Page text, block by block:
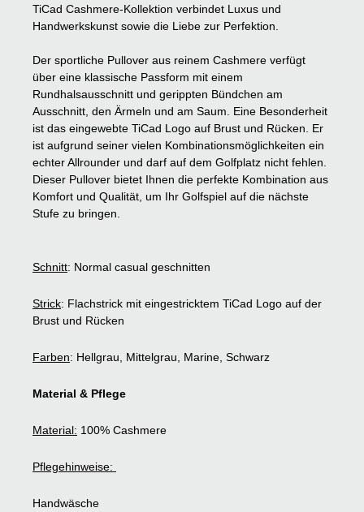
TiCad Cashmere-Kollektion verbindet Luxus und
Handwerkskunst sowie die Liebe zur Perfektion.
Der sportliche Pullover aus reinem Cashmere verfügt
über eine klassische Passform mit einem
Rundhalsausschnitt und gerippten Bündchen am
Ausschnitt, den Ärmeln und am Saum. Eine Besonderheit
ist das eingewebte TiCad Logo auf Brust und Rücken. Er
ist aufgrund seiner vielen Kombinationsmöglichkeiten ein
echter Allrounder und darf auf dem Golfplatz nicht fehlen.
Dieser Pullover bietet Ihnen die perfekte Kombination aus
Komfort und Qualität, um Ihr Golfspiel auf die nächste
Stufe zu bringen.
Schnitt: Normal casual geschnitten
Strick: Flachstrick mit eingestricktem TiCad Logo auf der
Brust und Rücken
Farben: Hellgrau, Mittelgrau, Marine, Schwarz
Material & Pflege
Material: 100% Cashmere
Pflegehinweise:
Handwäsche